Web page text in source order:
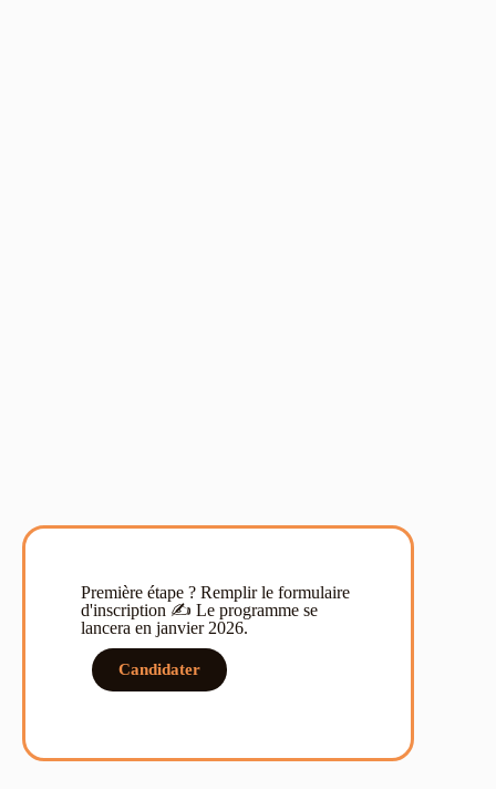
Première étape ? Remplir le formulaire
d'inscription ✍ Le programme se
lancera en janvier 2026.
Candidater